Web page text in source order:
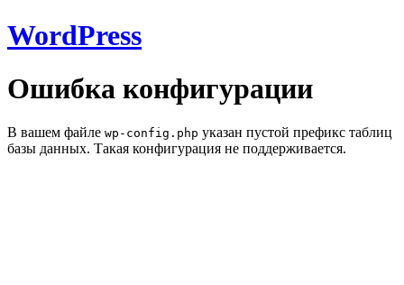
WordPress
Ошибка конфигурации
В вашем файле wp-config.php указан пустой префикс таблиц
базы данных. Такая конфигурация не поддерживается.